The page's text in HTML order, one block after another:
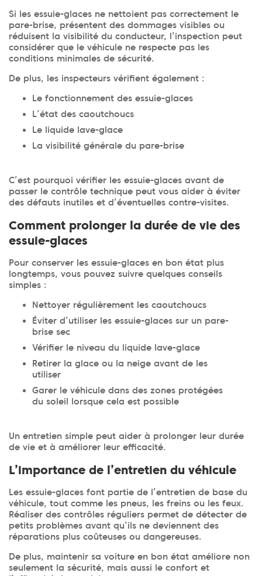
Si les essuie-glaces ne nettoient pas correctement le
pare-brise, présentent des dommages visibles ou
réduisent la visibilité du conducteur, l’inspection peut
considérer que le véhicule ne respecte pas les
conditions minimales de sécurité.
De plus, les inspecteurs vérifient également :
Le fonctionnement des essuie-glaces
L’état des caoutchoucs
Le liquide lave-glace
La visibilité générale du pare-brise
C’est pourquoi vérifier les essuie-glaces avant de
passer le contrôle technique peut vous aider à éviter
des défauts inutiles et d’éventuelles contre-visites.
Comment prolonger la durée de vie des
essuie-glaces
Pour conserver les essuie-glaces en bon état plus
longtemps, vous pouvez suivre quelques conseils
simples :
Nettoyer régulièrement les caoutchoucs
Éviter d’utiliser les essuie-glaces sur un pare-
brise sec
Vérifier le niveau du liquide lave-glace
Retirer la glace ou la neige avant de les
utiliser
Garer le véhicule dans des zones protégées
du soleil lorsque cela est possible
Un entretien simple peut aider à prolonger leur durée
de vie et à améliorer leur efficacité.
L’importance de l’entretien du véhicule
Les essuie-glaces font partie de l’entretien de base du
véhicule, tout comme les pneus, les freins ou les feux.
Réaliser des contrôles réguliers permet de détecter de
petits problèmes avant qu’ils ne deviennent des
réparations plus coûteuses ou dangereuses.
De plus, maintenir sa voiture en bon état améliore non
seulement la sécurité, mais aussi le confort et